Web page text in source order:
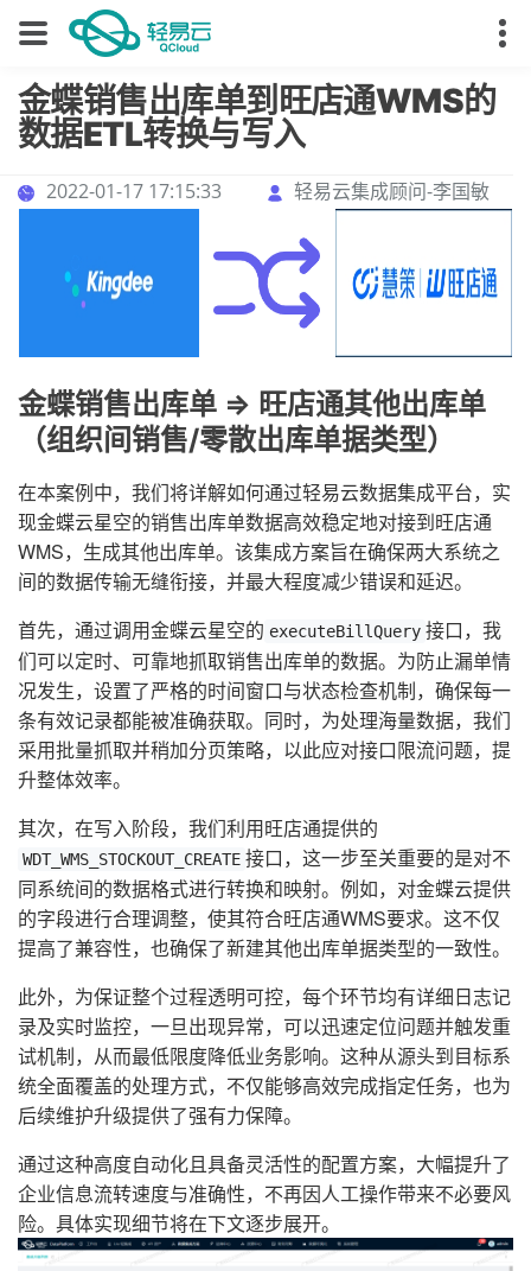
金蝶销售出库单到旺店通WMS的
数据ETL转换与写入
2022-01-17 17:15:33 轻易云集成顾问-李国敏
金蝶销售出库单 => 旺店通其他出库单
（组织间销售/零散出库单据类型）
在本案例中，我们将详解如何通过轻易云数据集成平台，实
现金蝶云星空的销售出库单数据高效稳定地对接到旺店通
WMS，生成其他出库单。该集成方案旨在确保两大系统之
间的数据传输无缝衔接，并最大程度减少错误和延迟。
首先，通过调用金蝶云星空的 executeBillQuery 接口，我
们可以定时、可靠地抓取销售出库单的数据。为防止漏单情
况发生，设置了严格的时间窗口与状态检查机制，确保每一
条有效记录都能被准确获取。同时，为处理海量数据，我们
采用批量抓取并稍加分页策略，以此应对接口限流问题，提
升整体效率。
其次，在写入阶段，我们利用旺店通提供的
WDT_WMS_STOCKOUT_CREATE 接口，这一步至关重要的是对不
同系统间的数据格式进行转换和映射。例如，对金蝶云提供
的字段进行合理调整，使其符合旺店通WMS要求。这不仅
提高了兼容性，也确保了新建其他出库单据类型的一致性。
此外，为保证整个过程透明可控，每个环节均有详细日志记
录及实时监控，一旦出现异常，可以迅速定位问题并触发重
试机制，从而最低限度降低业务影响。这种从源头到目标系
统全面覆盖的处理方式，不仅能够高效完成指定任务，也为
后续维护升级提供了强有力保障。
通过这种高度自动化且具备灵活性的配置方案，大幅提升了
企业信息流转速度与准确性，不再因人工操作带来不必要风
险。具体实现细节将在下文逐步展开。